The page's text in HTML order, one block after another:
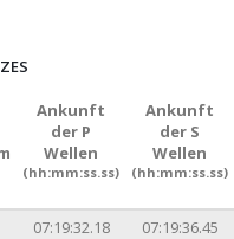
Ankunft
der P
Wellen
(hh:mm:ss.ss)
Ankunft
der S
Wellen
(hh:mm:ss.ss)
07:19:32.18
07:19:36.45